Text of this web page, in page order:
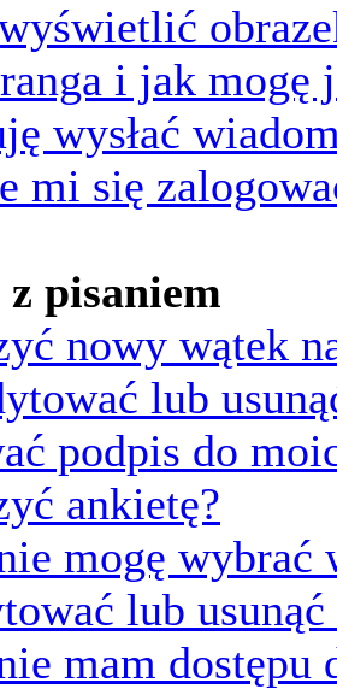
i jak mogę
wysłać
mi się
pisaniem
nowy wątek
lub
podpis do
ankietę?
mogę wybrać
lub usunąć
mam dostępu